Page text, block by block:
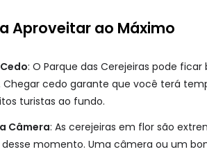
Aproveitar ao Máximo
: O Parque das Cerejeiras pode
Chegar cedo garante que você terá
turistas ao fundo.
Câmera: As cerejeiras em flor são
desse momento. Uma câmera ou um